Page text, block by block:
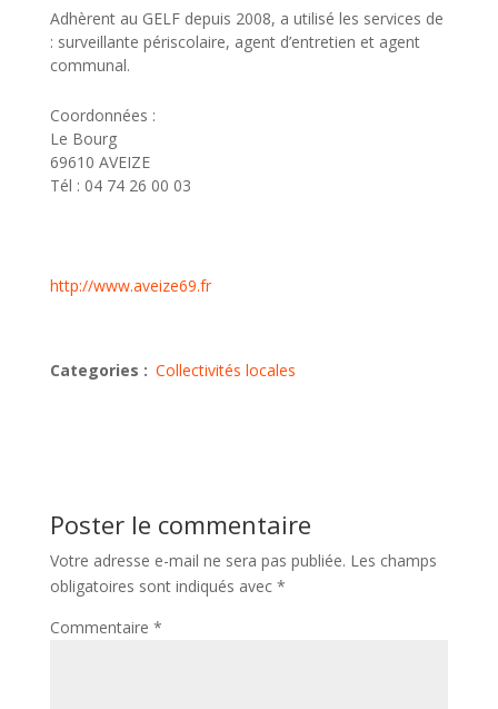
Adhèrent au GELF depuis 2008, a utilisé les services de
: surveillante périscolaire, agent d’entretien et agent
communal.
Coordonnées :
Le Bourg
69610 AVEIZE
Tél : 04 74 26 00 03
http://www.aveize69.fr
Categories : Collectivités locales
Poster le commentaire
Votre adresse e-mail ne sera pas publiée. Les champs
obligatoires sont indiqués avec *
Commentaire *